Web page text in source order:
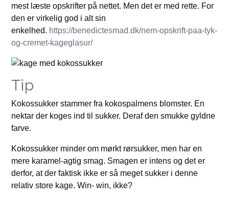
mest læste opskrifter på nettet. Men det er med rette. For
den er virkelig god i alt sin
enkelhed. https://benedictesmad.dk/nem-opskrift-paa-tyk-
og-cremet-kageglasur/
Tip
Kokossukker stammer fra kokospalmens blomster. En
nektar der koges ind til sukker. Deraf den smukke gyldne
farve.
Kokossukker minder om mørkt rørsukker, men har en
mere karamel-agtig smag. Smagen er intens og det er
derfor, at der faktisk ikke er så meget sukker i denne
relativ store kage. Win- win, ikke?